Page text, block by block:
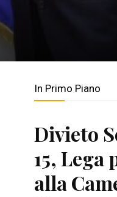
In Primo Piano
Divieto
15, Lega
alla